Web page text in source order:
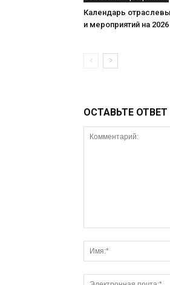
Календарь
и мероприятий на
ОСТАВЬТЕ ОТВЕТ